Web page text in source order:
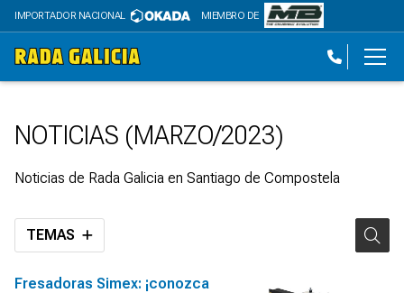
IMPORTADOR NACIONAL MIEMBRO DE
NOTICIAS (MARZO/2023)
Noticias de Rada Galicia en Santiago de Compostela
TEMAS
Fresadoras Simex: ¡conozca